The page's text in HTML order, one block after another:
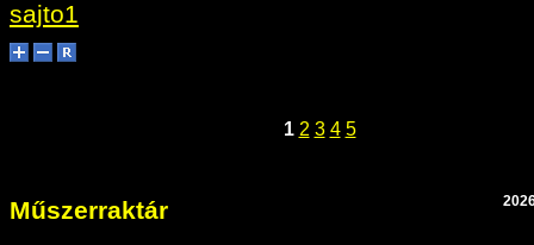
sajto1
1 2 3 4 5
Műszerraktár